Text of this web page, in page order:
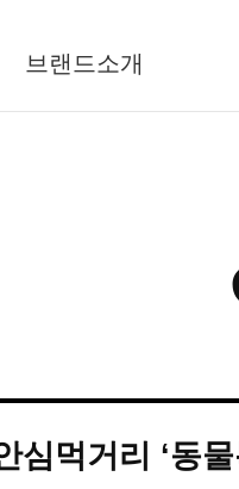
브랜드소개
먹거리 ‘동